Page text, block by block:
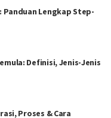
Panduan Lengkap Step-
Definisi, Jenis-Jenis
Proses & Cara